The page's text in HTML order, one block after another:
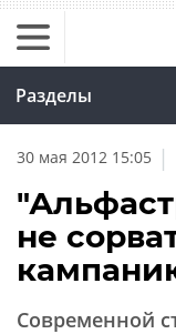
Разделы
30 мая 2012 15:05 |
не
Современной